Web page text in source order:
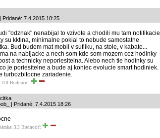
Pridané: 7.4.2015 18:25
"odznak" nenabijal to vzivote a chodili mu tam notifikacie
su kktina, minimalne pokial to nebude samostatne
Bud budem mat mobil v sufliku, na stole, v kabate...
na nabijacke a nech som kde som mozem cez hodinky
a technicky neporiesitelna. Alebo nech tie hodinky su
je poriesitelne a bude aj koniec evolucie smart hodiniek.
turbozbitocne zariadenie.
0.0 Hodnotiť:
| Pridané: 7.4.2015 18:26
3.3 Hodnotiť: